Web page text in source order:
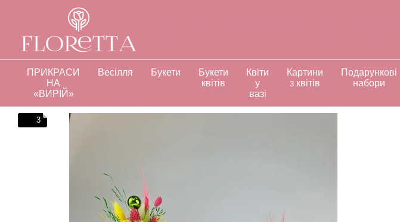
Перейти до основного контенту
ПРИКРАСИ
НА
«ВИРІЙ»
Весілля Букети
Букети
квітів
Квіти
у
вазі
Картини
з квітів
Подарункові
набори
3